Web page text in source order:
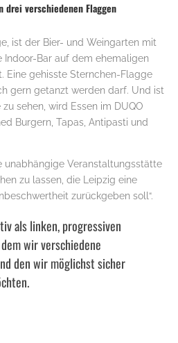
drei verschiedenen Flaggen
ist der Bier- und Weingarten mit
Indoor-Bar auf dem ehemaligen
Eine gehisste Sternchen-Flagge
gern getanzt werden darf. Und ist
sehen, wird Essen im DUQO
Burgern, Tapas, Antipasti und
unabhängige Veranstaltungsstätte
zu lassen, die Leipzig eine
zurückgeben soll“.
als linken, progressiven
wir verschiedene
den wir möglichst sicher